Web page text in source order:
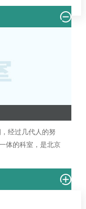
经过几代人的努
体的科室，是北京